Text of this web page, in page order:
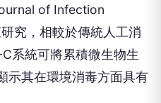
of Infection
究，相較於傳統人工消
系統可將累積微生物生
示其在環境消毒方面具有